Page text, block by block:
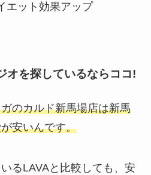
エット効果アップ
オを探しているならココ!
のカルド新馬場店は新馬
安いんです。
るLAVAと比較しても、安